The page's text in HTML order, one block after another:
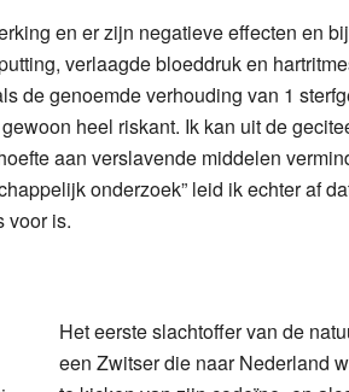
en er zijn negatieve effecten en
verlaagde bloeddruk en
de genoemde verhouding van 1
heel riskant. Ik kan uit de
aan verslavende middelen
onderzoek” leid ik echter af
voor is.
Het eerste slachtoffer van de
een Zwitser die naar Nederland